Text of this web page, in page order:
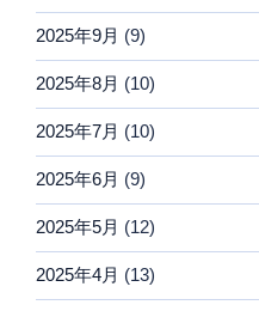
2025年9月 (9)
2025年8月 (10)
2025年7月 (10)
2025年6月 (9)
2025年5月 (12)
2025年4月 (13)